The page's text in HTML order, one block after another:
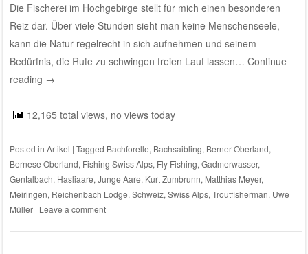
Die Fischerei im Hochgebirge stellt für mich einen besonderen
Reiz dar. Über viele Stunden sieht man keine Menschenseele,
kann die Natur regelrecht in sich aufnehmen und seinem
Bedürfnis, die Rute zu schwingen freien Lauf lassen… Continue
reading →
12,165 total views, no views today
Posted in Artikel | Tagged Bachforelle, Bachsaibling, Berner Oberland,
Bernese Oberland, Fishing Swiss Alps, Fly Fishing, Gadmerwasser,
Gentalbach, Hasliaare, Junge Aare, Kurt Zumbrunn, Matthias Meyer,
Meiringen, Reichenbach Lodge, Schweiz, Swiss Alps, Troutfisherman, Uwe
Müller | Leave a comment